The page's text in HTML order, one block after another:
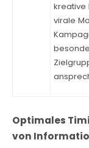
kreative
virale
Optimales
von